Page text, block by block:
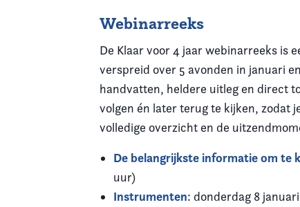
Webinarreeks
De Klaar voor 4 jaar webinarreeks is
verspreid over 5 avonden in januari
handvatten, heldere uitleg en direct
volgen én later terug te kijken, zodat
volledige overzicht en de
De belangrijkste informatie om te
uur)
Instrumenten: donderdag 8